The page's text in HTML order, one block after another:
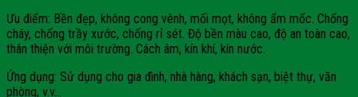
Ưu điểm: Bền đẹp, không cong vênh, mối mọt, không ẩm mốc. Chống
cháy, chống trầy xước, chống rỉ sét. Độ bền màu cao, độ an toàn cao,
thân thiện với môi trường. Cách âm, kín khí, kín nước.
Ứng dụng: Sử dụng cho gia đình, nhà hàng, khách sạn, biệt thự, văn
phòng, v.v…